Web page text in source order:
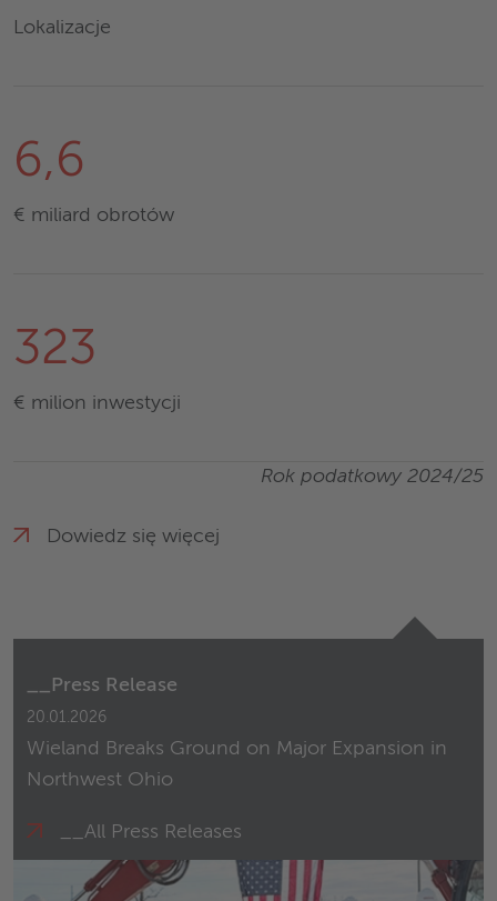
Lokalizacje
6,6
€ miliard obrotów
323
€ milion inwestycji
Rok podatkowy 2024/25
Dowiedz się więcej
__Press Release
20.01.2026
Wieland Breaks Ground on Major Expansion in
Northwest Ohio
__All Press Releases